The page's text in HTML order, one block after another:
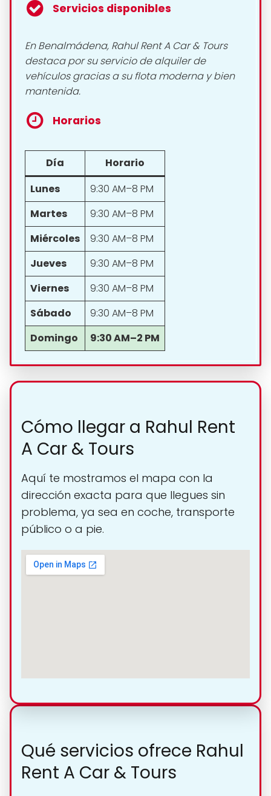
Servicios disponibles
En Benalmádena, Rahul Rent A Car & Tours
destaca por su servicio de alquiler de
vehículos gracias a su flota moderna y bien
mantenida.
Horarios
Día
Horario
Lunes
9:30 AM–8 PM
Martes
9:30 AM–8 PM
Miércoles
9:30 AM–8 PM
Jueves
9:30 AM–8 PM
Viernes
9:30 AM–8 PM
Sábado
9:30 AM–8 PM
Domingo
9:30 AM–2 PM
Cómo llegar a Rahul Rent
A Car & Tours
Aquí te mostramos el mapa con la
dirección exacta para que llegues sin
problema, ya sea en coche, transporte
público o a pie.
Qué servicios ofrece Rahul
Rent A Car & Tours